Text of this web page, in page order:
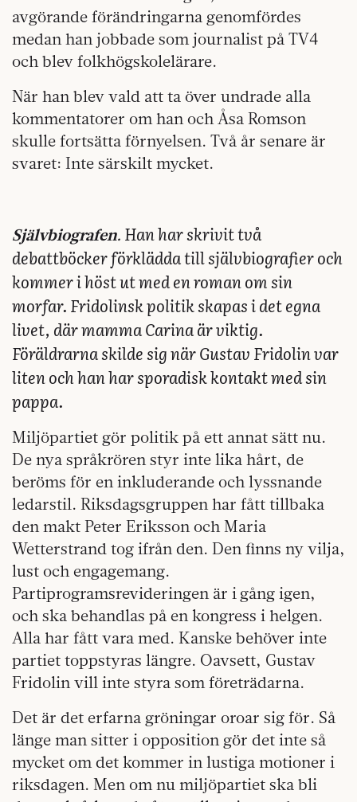
avgörande förändringarna genomfördes
medan han jobbade som journalist på TV4
och blev folkhögskolelärare.
När han blev vald att ta över undrade alla
kommentatorer om han och Åsa Romson
skulle fortsätta förnyelsen. Två år senare är
svaret: Inte särskilt mycket.
Självbiografen. Han har skrivit två
debattböcker förklädda till självbiografier och
kommer i höst ut med en roman om sin
morfar. Fridolinsk politik skapas i det egna
livet, där mamma Carina är viktig.
Föräldrarna skilde sig när Gustav Fridolin var
liten och han har sporadisk kontakt med sin
pappa.
Miljöpartiet gör politik på ett annat sätt nu.
De nya språkrören styr inte lika hårt, de
beröms för en inkluderande och lyssnande
ledarstil. Riksdagsgruppen har fått tillbaka
den makt Peter Eriksson och Maria
Wetterstrand tog ifrån den. Den finns ny vilja,
lust och engagemang.
Partiprogramsrevideringen är i gång igen,
och ska behandlas på en kongress i helgen.
Alla har fått vara med. Kanske behöver inte
partiet toppstyras längre. Oavsett, Gustav
Fridolin vill inte styra som företrädarna.
Det är det erfarna gröningar oroar sig för. Så
länge man sitter i opposition gör det inte så
mycket om det kommer in lustiga motioner i
riksdagen. Men om nu miljöpartiet ska bli